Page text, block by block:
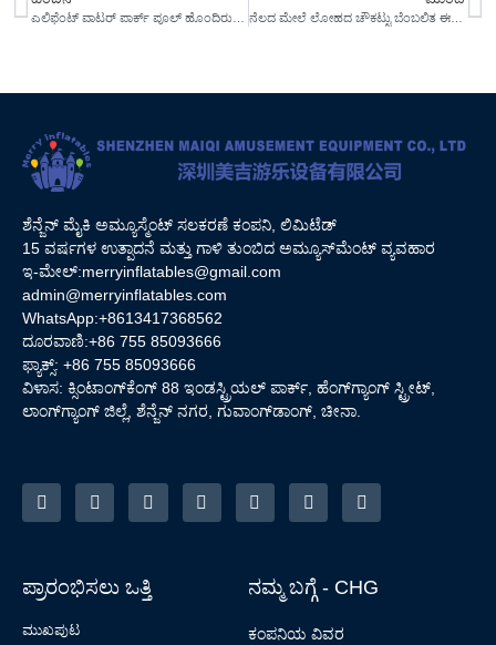
ನೆಲದ ಮೇಲೆ ಲೋಹದ ಚೌಕಟ್ಟು ಬೆಂಬಲಿತ ಈಜುಕೊಳ
ಶೆನ್ಜೆನ್ ಮೈಕಿ ಅಮ್ಯೂಸ್ಮೆಂಟ್ ಸಲಕರಣೆ ಕಂಪನಿ, ಲಿಮಿಟೆಡ್
15 ವರ್ಷಗಳ ಉತ್ಪಾದನೆ ಮತ್ತು ಗಾಳಿ ತುಂಬಿದ ಅಮ್ಯೂಸ್‌ಮೆಂಟ್ ವ್ಯವಹಾರ
ಇ-ಮೇಲ್:merryinflatables@gmail.com
admin@merryinflatables.com
WhatsApp:+8613417368562
ದೂರವಾಣಿ:+86 755 85093666
ಫ್ಯಾಕ್ಸ್: +86 755 85093666
ವಿಳಾಸ: ಕ್ಸಿಂಟಾಂಗ್‌ಕೆಂಗ್ 88 ಇಂಡಸ್ಟ್ರಿಯಲ್ ಪಾರ್ಕ್, ಹೆಂಗ್‌ಗ್ಯಾಂಗ್ ಸ್ಟ್ರೀಟ್,
ಲಾಂಗ್‌ಗ್ಯಾಂಗ್ ಜಿಲ್ಲೆ, ಶೆನ್ಜೆನ್ ನಗರ, ಗುವಾಂಗ್‌ಡಾಂಗ್, ಚೀನಾ.
ಪ್ರಾರಂಭಿಸಲು ಒತ್ತಿ
ಮುಖಪುಟ
ನಮ್ಮ ಬಗ್ಗೆ - CHG
ಕಂಪನಿಯ ವಿವರ